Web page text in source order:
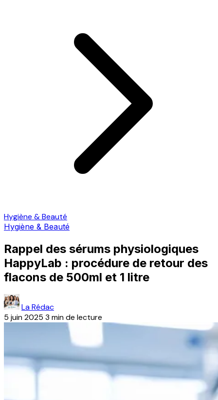
Hygiène & Beauté
Hygiène & Beauté
Rappel des sérums physiologiques
HappyLab : procédure de retour des
flacons de 500ml et 1 litre
La Rédac
5 juin 2025 3 min de lecture